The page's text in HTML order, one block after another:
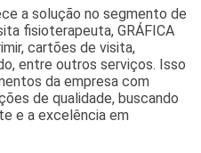
a solução no segmento de
fisioterapeuta, GRÁFICA
cartões de visita,
entre outros serviços. Isso
da empresa com
de qualidade, buscando
e a excelência em